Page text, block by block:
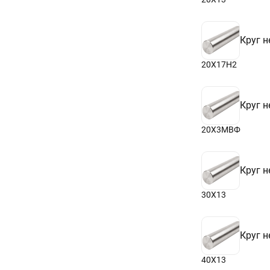
Круг
20Х17Н2
Круг
20Х3МВФ
Круг
30Х13
Круг
40Х13